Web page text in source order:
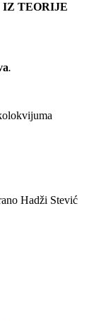
TEORIJE
.
Hadži Stević